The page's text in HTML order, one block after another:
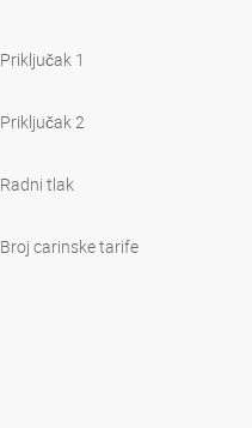
Priključak 1
Priključak 2
Radni tlak
Broj carinske tarife